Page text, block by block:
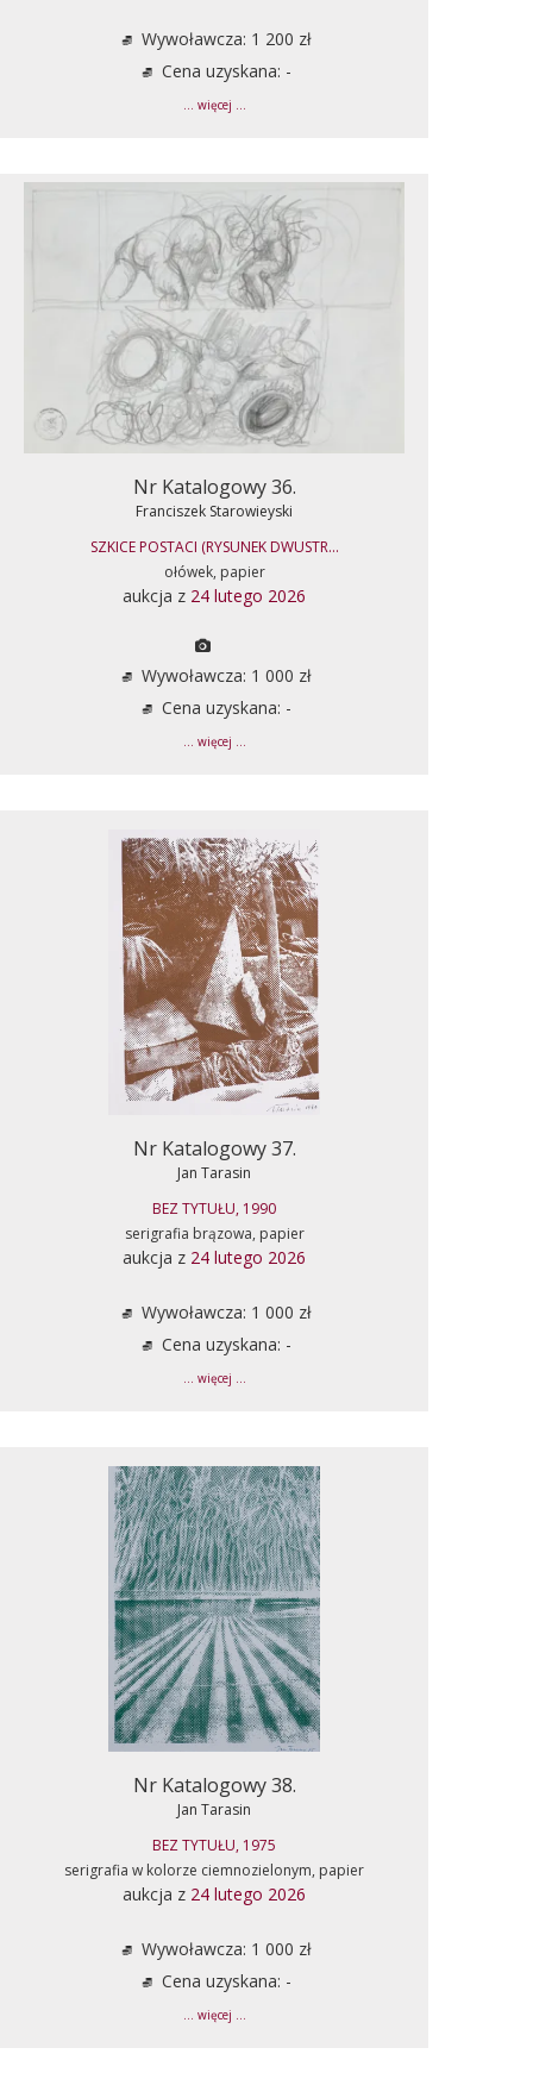
Wywoławcza: 1 200 zł
Cena uzyskana: -
... więcej ...
Nr Katalogowy 36.
Franciszek Starowieyski
SZKICE POSTACI (RYSUNEK DWUSTR...
ołówek, papier
aukcja z 24 lutego 2026
Wywoławcza: 1 000 zł
Cena uzyskana: -
... więcej ...
Nr Katalogowy 37.
Jan Tarasin
BEZ TYTUŁU, 1990
serigrafia brązowa, papier
aukcja z 24 lutego 2026
Wywoławcza: 1 000 zł
Cena uzyskana: -
... więcej ...
Nr Katalogowy 38.
Jan Tarasin
BEZ TYTUŁU, 1975
serigrafia w kolorze ciemnozielonym, papier
aukcja z 24 lutego 2026
Wywoławcza: 1 000 zł
Cena uzyskana: -
... więcej ...